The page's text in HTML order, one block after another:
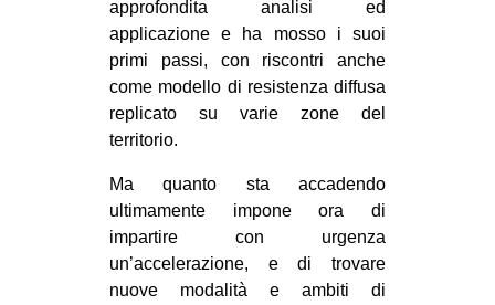
GENERI
MIGRAZIONI
PRECARIATO
REPRESSIONE
CULTURE
ARTE
CINEMA
approfondita analisi ed
applicazione e ha mosso i suoi
primi passi, con riscontri anche
come modello di resistenza diffusa
replicato su varie zone del
territorio.
Ma quanto sta accadendo
ultimamente impone ora di
impartire con urgenza
un’accelerazione, e di trovare
nuove modalità e ambiti di